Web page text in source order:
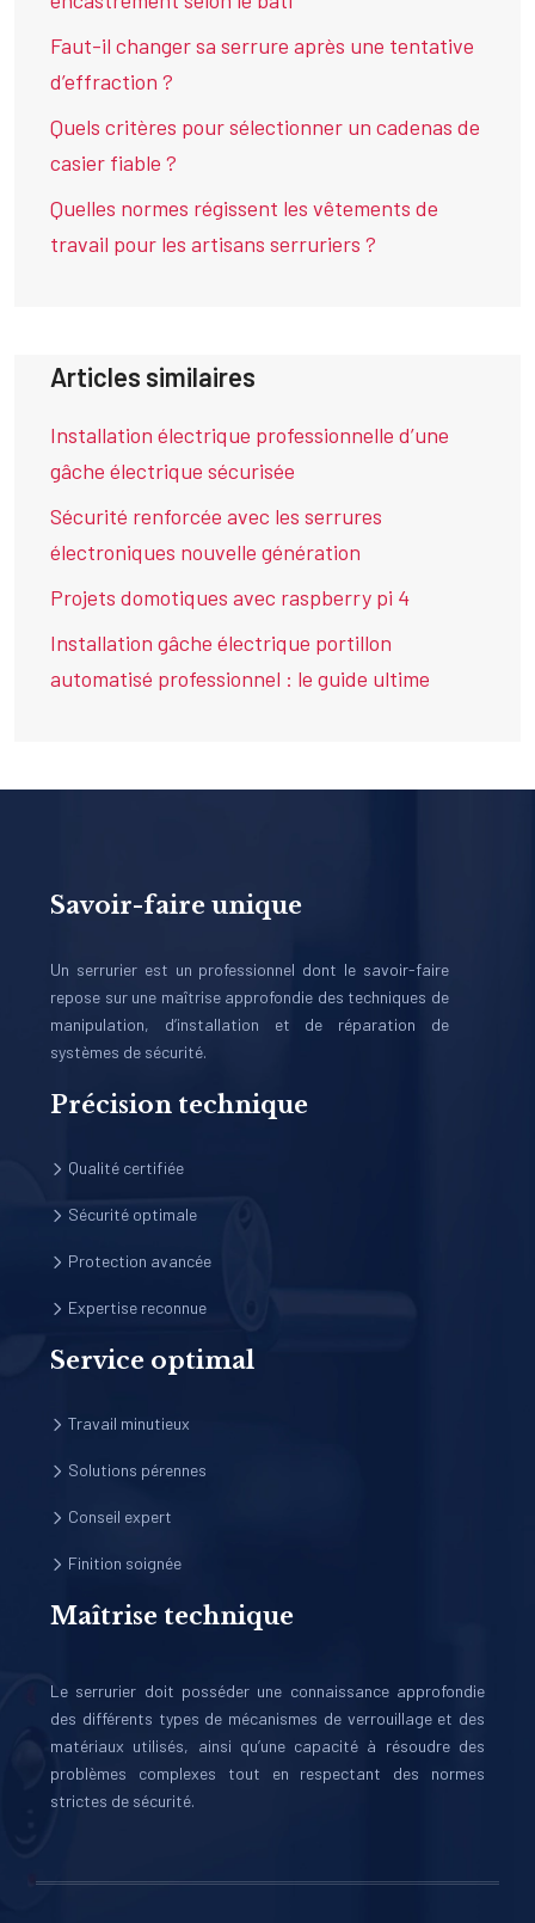
Faut-il changer sa serrure après une tentative
d’effraction ?
Quels critères pour sélectionner un cadenas de
casier fiable ?
Quelles normes régissent les vêtements de
travail pour les artisans serruriers ?
Articles similaires
Installation électrique professionnelle d’une
gâche électrique sécurisée
Sécurité renforcée avec les serrures
électroniques nouvelle génération
Projets domotiques avec raspberry pi 4
Installation gâche électrique portillon
automatisé professionnel : le guide ultime
Savoir-faire unique
Un serrurier est un professionnel dont le savoir-faire
repose sur une maîtrise approfondie des techniques de
manipulation, d’installation et de réparation de
systèmes de sécurité.
Précision technique
Qualité certifiée
Sécurité optimale
Protection avancée
Expertise reconnue
Service optimal
Travail minutieux
Solutions pérennes
Conseil expert
Finition soignée
Maîtrise technique
Le serrurier doit posséder une connaissance approfondie
des différents types de mécanismes de verrouillage et des
matériaux utilisés, ainsi qu’une capacité à résoudre des
problèmes complexes tout en respectant des normes
strictes de sécurité.